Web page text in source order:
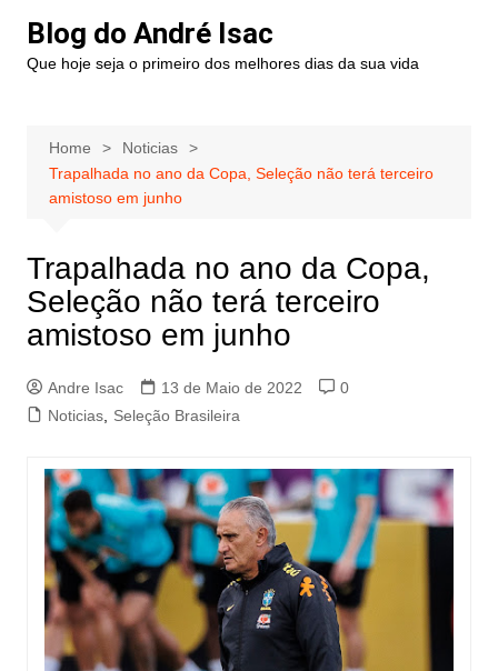
Blog do André Isac
Que hoje seja o primeiro dos melhores dias da sua vida
Home
Noticias
Trapalhada no ano da Copa, Seleção não terá terceiro
amistoso em junho
Trapalhada no ano da Copa,
Seleção não terá terceiro
amistoso em junho
Andre Isac 13 de Maio de 2022
0
Noticias, Seleção Brasileira